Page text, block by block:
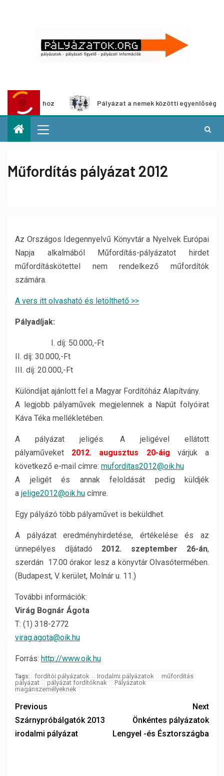
Pályázat a nemek közötti egyenlőség európai
Műfordítás pályázat 2012
Az Országos Idegennyelvű Könyvtár a Nyelvek Európai
Napja alkalmából Műfordítás-pályázatot hirdet
műfordításkötettel nem rendelkező műfordítók
számára.
A vers itt olvasható és letölthető >>
Pályadíjak:
I. díj: 50.000,-Ft
II. díj: 30.000,-Ft
III. díj: 20.000,-Ft
Különdíjat ajánlott fel a Magyar Fordítóház Alapítvány.
A legjobb pályaművek megjelennek a Napút folyóirat
Káva Téka mellékletében.
A pályázat jeligés. A jeligével ellátott
pályaműveket
2012. augusztus 20-áig várjuk a
következő e-mail címre: muforditas2012@oik.hu
A jeligét és annak feloldását pedig küldjék
a jelige2012@oik.hu címre.
Egy pályázó több pályaművet is beküldhet.
A pályázat eredményhirdetése, értékelése és az
ünnepélyes díjátadó 2012. szeptember 26-án,
szerdán 17.00 órakor lesz a könyvtár Olvasótermében.
(Budapest, V. kerület, Molnár u. 11.)
További információk:
Virág Bognár Ágota
T: (1) 318-2772
virag.agota@oik.hu
Forrás: http://www.oik.hu
Tags: fordítói pályázatok Irodalmi pályázatok
műfordítás
pályázat
pályázat fordítóknak
Pályázatok
magánszemélyeknek
Previous
Szárnypróbálgatók 2013
irodalmi pályázat
Next
Önkéntes pályázatok
Lengyel -és Észtországba